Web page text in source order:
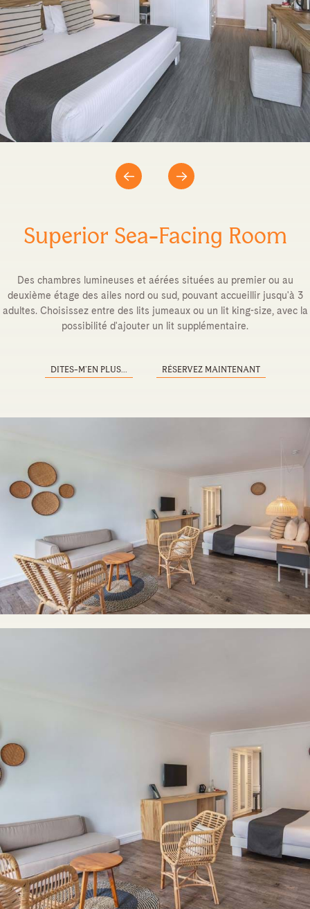
Superior Sea-Facing Room
Des chambres lumineuses et aérées situées au premier ou au
deuxième étage des ailes nord ou sud, pouvant accueillir jusqu'à 3
adultes. Choisissez entre des lits jumeaux ou un lit king-size, avec la
possibilité d'ajouter un lit supplémentaire.
DITES-M’EN PLUS... RÉSERVEZ MAINTENANT